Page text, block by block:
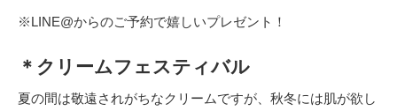
※LINE@からのご予約で嬉しいプレゼント！
＊クリームフェスティバル
夏の間は敬遠されがちなクリームですが、秋冬には肌が欲し